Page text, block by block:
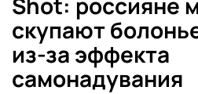
скупают
из-за эффекта
самонадувания